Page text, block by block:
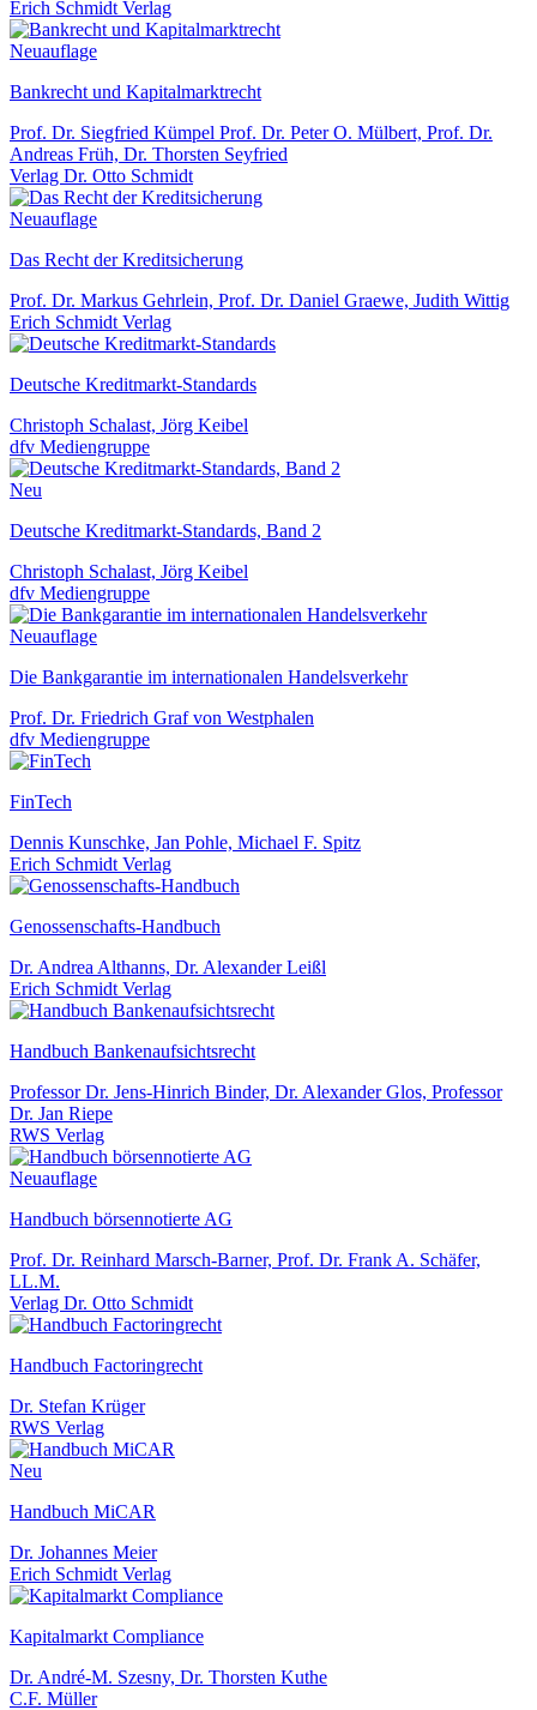
Erich Schmidt Verlag
Neuauflage
Bankrecht und Kapitalmarktrecht
Prof. Dr. Siegfried Kümpel Prof. Dr. Peter O. Mülbert, Prof. Dr.
Andreas Früh, Dr. Thorsten Seyfried
Verlag Dr. Otto Schmidt
Neuauflage
Das Recht der Kreditsicherung
Prof. Dr. Markus Gehrlein, Prof. Dr. Daniel Graewe, Judith Wittig
Erich Schmidt Verlag
Deutsche Kreditmarkt-Standards
Christoph Schalast, Jörg Keibel
dfv Mediengruppe
Neu
Deutsche Kreditmarkt-Standards, Band 2
Christoph Schalast, Jörg Keibel
dfv Mediengruppe
Neuauflage
Die Bankgarantie im internationalen Handelsverkehr
Prof. Dr. Friedrich Graf von Westphalen
dfv Mediengruppe
FinTech
Dennis Kunschke, Jan Pohle, Michael F. Spitz
Erich Schmidt Verlag
Genossenschafts-Handbuch
Dr. Andrea Althanns, Dr. Alexander Leißl
Erich Schmidt Verlag
Handbuch Bankenaufsichtsrecht
Professor Dr. Jens-Hinrich Binder, Dr. Alexander Glos, Professor
Dr. Jan Riepe
RWS Verlag
Neuauflage
Handbuch börsennotierte AG
Prof. Dr. Reinhard Marsch-Barner, Prof. Dr. Frank A. Schäfer,
LL.M.
Verlag Dr. Otto Schmidt
Handbuch Factoringrecht
Dr. Stefan Krüger
RWS Verlag
Neu
Handbuch MiCAR
Dr. Johannes Meier
Erich Schmidt Verlag
Kapitalmarkt Compliance
Dr. André-M. Szesny, Dr. Thorsten Kuthe
C.F. Müller